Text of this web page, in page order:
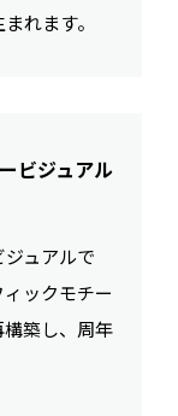
れます。
ビジュアル
ュアルで
ックモチー
築し、周年